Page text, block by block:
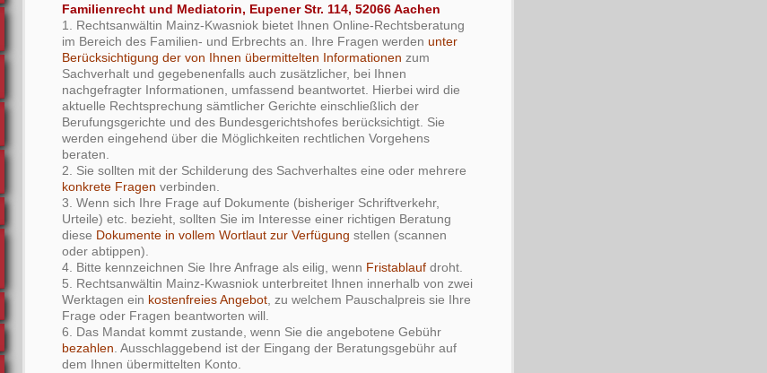
Familienrecht und Mediatorin, Eupener Str. 114, 52066 Aachen
1. Rechtsanwältin Mainz-Kwasniok bietet Ihnen Online-Rechtsberatung
im Bereich des Familien- und Erbrechts an. Ihre Fragen werdenunter
Berücksichtigung der von Ihnen übermittelten Informationen zum
Sachverhalt und gegebenenfalls auch zusätzlicher, bei Ihnen
nachgefragter Informationen, umfassend beantwortet. Hierbei wird die
aktuelle Rechtsprechung sämtlicher Gerichte einschließlich der
Berufungsgerichte und des Bundesgerichtshofes berücksichtigt. Sie
werden eingehend über die Möglichkeiten rechtlichen Vorgehens
beraten.
2. Sie sollten mit der Schilderung des Sachverhaltes eine oder mehrere
konkrete Fragen verbinden.
3. Wenn sich Ihre Frage auf Dokumente (bisheriger Schriftverkehr,
Urteile) etc. bezieht, sollten Sie im Interesse einer richtigen Beratung
diese Dokumente in vollem Wortlaut zur Verfügung stellen (scannen
oder abtippen).
4. Bitte kennzeichnen Sie Ihre Anfrage als eilig, wenn Fristablauf droht.
5. Rechtsanwältin Mainz-Kwasniok unterbreitet Ihnen innerhalb von zwei
Werktagen ein kostenfreies Angebot , zu welchem Pauschalpreis sie Ihre
Frage oder Fragen beantworten will.
6. Das Mandat kommt zustande, wenn Sie die angebotene Gebühr
bezahlen . Ausschlaggebend ist der Eingang der Beratungsgebühr auf
dem Ihnen übermittelten Konto.